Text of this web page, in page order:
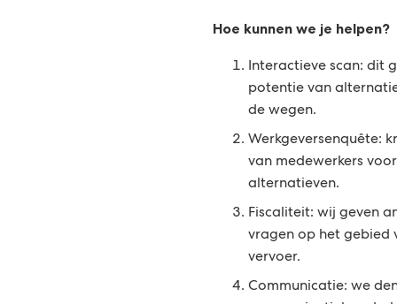
Hoe kunnen we je helpen?
Interactieve scan: dit
potentie van
de wegen.
Werkgeversenquête:
van medewerkers
alternatieven.
Fiscaliteit: wij geven
vragen op het gebied
vervoer.
Communicatie: we